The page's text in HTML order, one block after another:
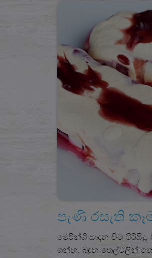
පැණි රසැති
මෙරින්ගි සාදන විට
ගන්න. බඳුන තෙල්වලින්